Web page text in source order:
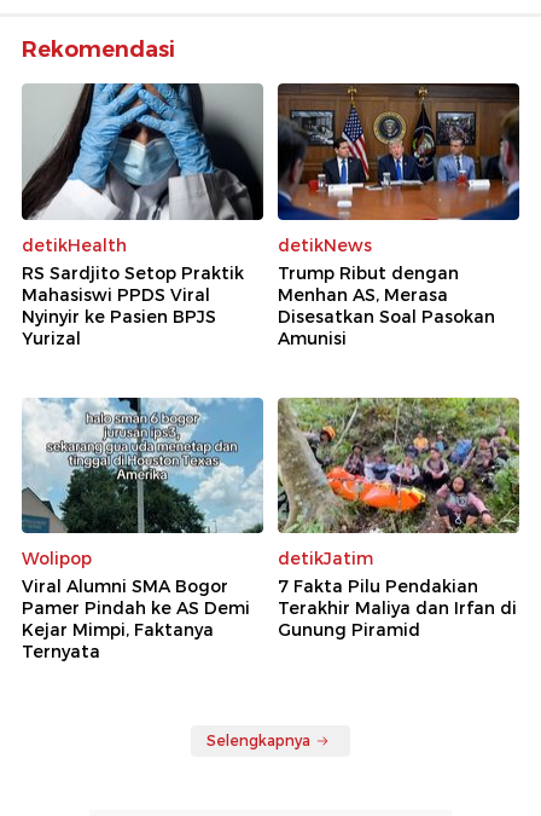
Rekomendasi
detikHealth
RS Sardjito Setop Praktik
Mahasiswi PPDS Viral
Nyinyir ke Pasien BPJS
Yurizal
detikNews
Trump Ribut dengan
Menhan AS, Merasa
Disesatkan Soal Pasokan
Amunisi
Wolipop
Viral Alumni SMA Bogor
Pamer Pindah ke AS Demi
Kejar Mimpi, Faktanya
Ternyata
detikJatim
7 Fakta Pilu Pendakian
Terakhir Maliya dan Irfan di
Gunung Piramid
Selengkapnya